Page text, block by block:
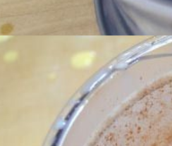
Frullate il tutto per pochi minuti.